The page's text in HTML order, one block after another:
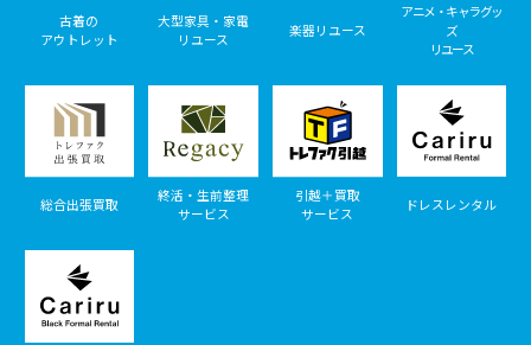
古着の
アウトレット
大型家具・家電
リユース
楽器リユース
アニメ・キャラグッ
ズ
リユース
総合出張買取
終活・生前整理
サービス
引越＋買取
サービス
ドレスレンタル